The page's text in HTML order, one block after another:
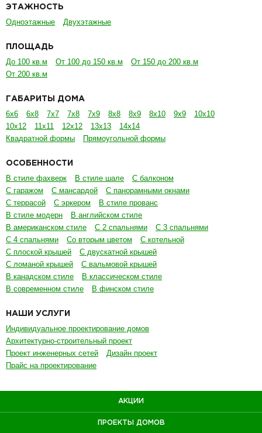
ЭТАЖНОСТЬ
Одноэтажные Двухэтажные
ПЛОЩАДЬ
До 100 кв.м От 100 до 150 кв.м
От 150 до 200 кв.м
От 200 кв.м
ГАБАРИТЫ ДОМА
6х6 6х8 7х7 7х8 7х9 8х8 8х9 8х10 9х9
10х10
10х12
11х11 12х12 13х13
14х14
Квадратной формы
Прямоугольной формы
ОСОБЕННОСТИ
В стиле фахверк В стиле шале
С балконом
С гаражом
С мансардой
С панорамными окнами
С террасой
С эркером
В стиле прованс
В стиле модерн
В английском стиле
В американском стиле
С 2 спальнями
С 3 спальнями
С 4 спальнями
Со вторым цветом
С котельной
С плоской крышей
С двускатной крышей
С ломаной крышей
С вальмовой крышей
В канадском стиле
В классическом стиле
В современном стиле
В финском стиле
НАШИ УСЛУГИ
Индивидуальное проектирование домов
Архитектурно-строительный проект
Проект инженерных сетей
Дизайн проект
Прайс на проектирование
АКЦИИ
ПРОЕКТЫ ДОМОВ